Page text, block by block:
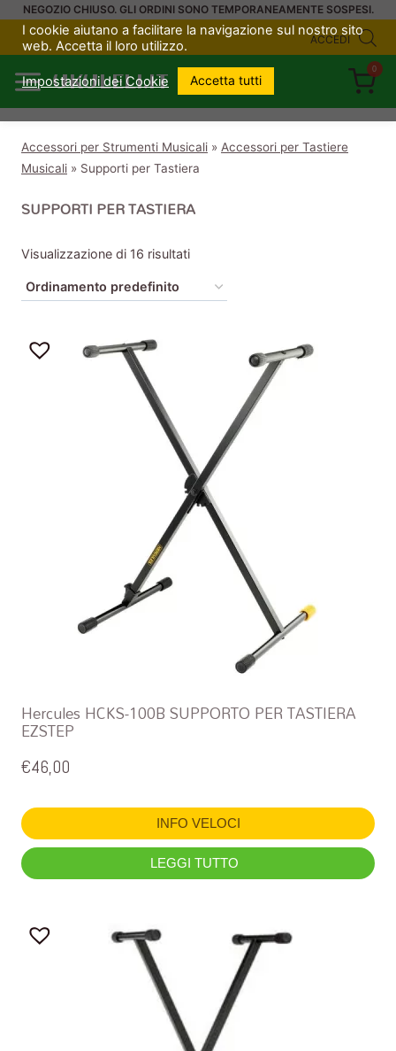
SaltaNEGOZIO CHIUSO. GLI ORDINI SONO TEMPORANEAMENTE SOSPESI.
ACCEDI
UKULELI.IT
0
Accessori per Strumenti Musicali » Accessori per Tastiere
Musicali » Supporti per Tastiera
SUPPORTI PER TASTIERA
Visualizzazione di 16 risultati
Hercules HCKS-100B SUPPORTO PER TASTIERA
EZSTEP
€46,00
INFO VELOCI
LEGGI TUTTO
I cookie aiutano a facilitare la navigazione sul nostro sito
web. Accetta il loro utilizzo.
Impostazioni dei Cookie Accetta tutti